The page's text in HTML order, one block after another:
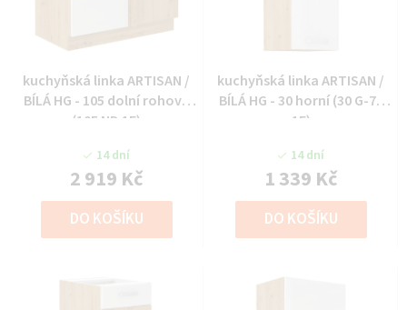
kuchyňská linka ARTISAN /
BÍLÁ HG - 105 dolní rohová
(105 ND 1F)
14 dní
2 919 Kč
DO KOŠÍKU
kuchyňská linka ARTISAN /
BÍLÁ HG - 30 horní (30 G-72
1F)
14 dní
1 339 Kč
DO KOŠÍKU